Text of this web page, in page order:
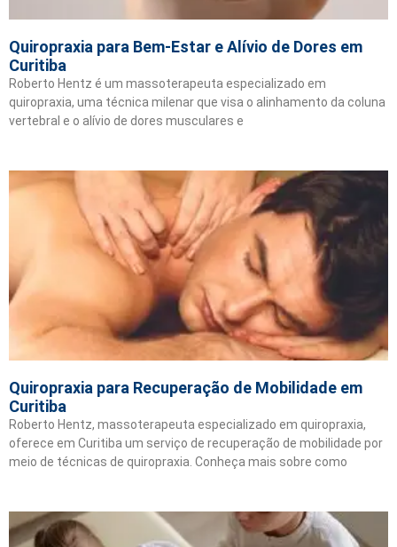
Quiropraxia para Bem-Estar e Alívio de Dores em
Curitiba
Roberto Hentz é um massoterapeuta especializado em
quiropraxia, uma técnica milenar que visa o alinhamento da coluna
vertebral e o alívio de dores musculares e
Quiropraxia para Recuperação de Mobilidade em
Curitiba
Roberto Hentz, massoterapeuta especializado em quiropraxia,
oferece em Curitiba um serviço de recuperação de mobilidade por
meio de técnicas de quiropraxia. Conheça mais sobre como